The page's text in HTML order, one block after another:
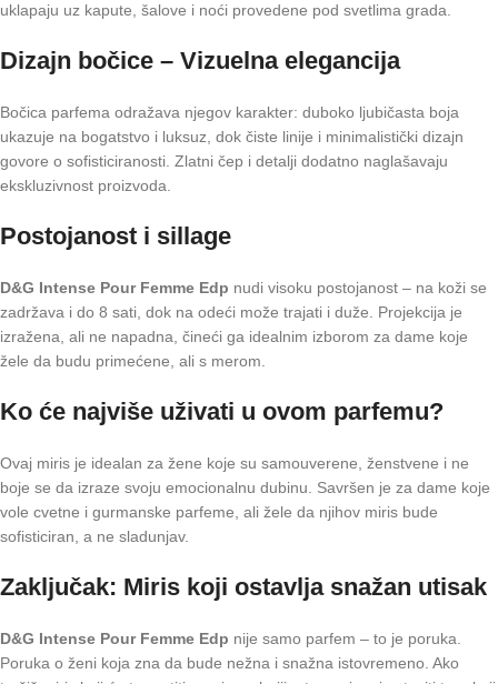
uklapaju uz kapute, šalove i noći provedene pod svetlima grada.
Dizajn bočice – Vizuelna elegancija
Bočica parfema odražava njegov karakter: duboko ljubičasta boja
ukazuje na bogatstvo i luksuz, dok čiste linije i minimalistički dizajn
govore o sofisticiranosti. Zlatni čep i detalji dodatno naglašavaju
ekskluzivnost proizvoda.
Postojanost i sillage
D&G Intense Pour Femme Edp nudi visoku postojanost – na koži se
zadržava i do 8 sati, dok na odeći može trajati i duže. Projekcija je
izražena, ali ne napadna, čineći ga idealnim izborom za dame koje
žele da budu primećene, ali s merom.
Ko će najviše uživati u ovom parfemu?
Ovaj miris je idealan za žene koje su samouverene, ženstvene i ne
boje se da izraze svoju emocionalnu dubinu. Savršen je za dame koje
vole cvetne i gurmanske parfeme, ali žele da njihov miris bude
sofisticiran, a ne sladunjav.
Zaključak: Miris koji ostavlja snažan utisak
D&G Intense Pour Femme Edp nije samo parfem – to je poruka.
Poruka o ženi koja zna da bude nežna i snažna istovremeno. Ako